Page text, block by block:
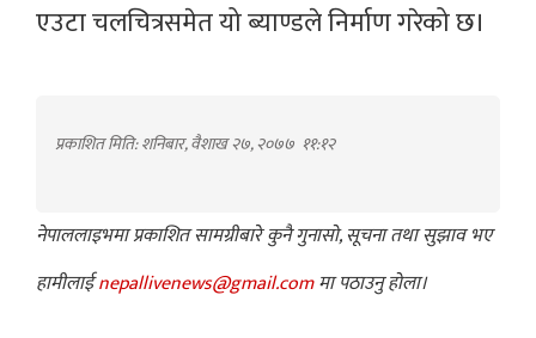
एउटा चलचित्रसमेत यो ब्याण्डले निर्माण गरेको छ।
प्रकाशित मिति: शनिबार, वैशाख २७, २०७७ ११:१२
नेपाललाइभमा प्रकाशित सामग्रीबारे कुनै गुनासो, सूचना तथा सुझाव भए
हामीलाईnepallivenews@gmail.comमा पठाउनु होला।